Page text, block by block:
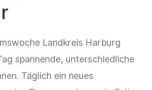
Landkreis Harburg
spannende, unterschiedliche
Täglich ein neues